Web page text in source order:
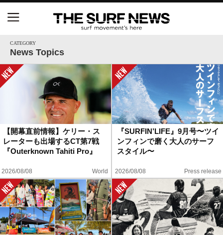
CATEGORY
News Topics
【開幕直前情報】ケリー・ス
レーターも出場するCT第7戦
『Outerknown Tahiti Pro』
2026/08/08 World
『SURFIN’LIFE』9月号〜ツイ
ンフィンで磨く大人のサーフ
スタイル〜
2026/08/08 Press release
【五十嵐カノア独占インタビュー】旧友レオ、ジャ
ックとの豪華プライベートセッション
S.ONE ショート＆ロング開幕戦・現地リポート（高
橋みなと）
ニュース
特集
試合